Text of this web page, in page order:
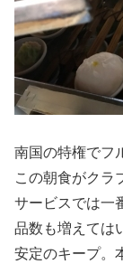
南国の特権でフ
この朝食がクラ
サービスでは一
品数も増えては
安定のキープ。